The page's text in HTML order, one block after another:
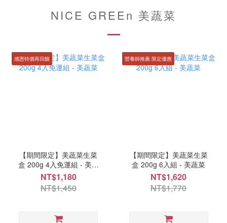
NICE GREEn 美蔬菜
感恩特價再回饋
【期間限定】美蔬菜生菜
盒 200g 4入免運組 - 美蔬
菜
NT$1,180
NT$1,450
營養師推薦 限定優惠
【期間限定】美蔬菜生菜
盒 200g 6入組 - 美蔬菜
NT$1,620
NT$1,770